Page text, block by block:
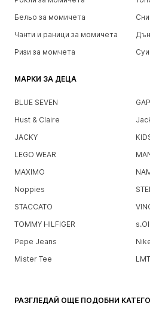
Бельо за момичета
Чанти и раници за момичета
Ризи за момчета
МАРКИ ЗА ДЕЦА
BLUE SEVEN
GAP
Hust & Claire
JACKY
LEGO WEAR
MAXIMO
Noppies
STACCATO
TOMMY HILFIGER
Pepe Jeans
Mister Tee
РАЗГЛЕДАЙ ОЩЕ ПОДОБНИ